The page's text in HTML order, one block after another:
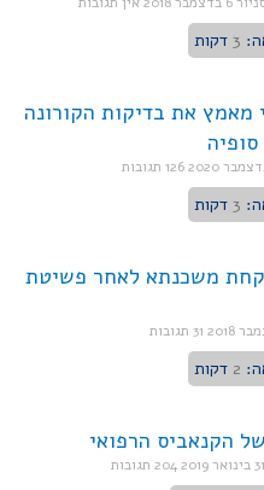
3 דקות
מאמץ את בדיקות הקורונה
126 תגובות
3 דקות
משכנתא לאחר פשיטת
31 תגובות
2 דקות
הקנאביס הרפואי
31 בינואר 2019 204 תגובות